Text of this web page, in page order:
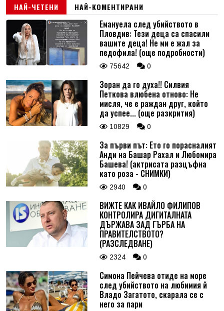
НАЙ-ЧЕТЕНИ НАЙ-КОМЕНТИРАНИ
Емануела след убийството в
Пловдив: Тези деца са спасили
вашите деца! Не ми е жал за
педофила! (още подробности)
75642 0
Зоран да го духа!! Силвия
Петкова влюбена отново: Не
мисля, че е раждан друг, който
да успее... (още разкрития)
10829 0
За първи път: Ето го порасналият
Анди на Башар Рахал и Любомира
Башева! (актрисата разцъфна
като роза - СНИМКИ)
2940 0
ВИЖТЕ КАК ИВАЙЛО ФИЛИПОВ
КОНТРОЛИРА ДИГИТАЛНАТА
ДЪРЖАВА ЗАД ГЪРБА НА
ПРАВИТЕЛСТВОТО?
(РАЗСЛЕДВАНЕ)
2324 0
Симона Пейчева отиде на море
след убийството на любимия й
Владо Загатото, скарала се с
него за пари